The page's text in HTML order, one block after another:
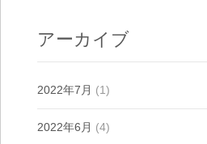
アーカイブ
2022年7月 (1)
2022年6月 (4)